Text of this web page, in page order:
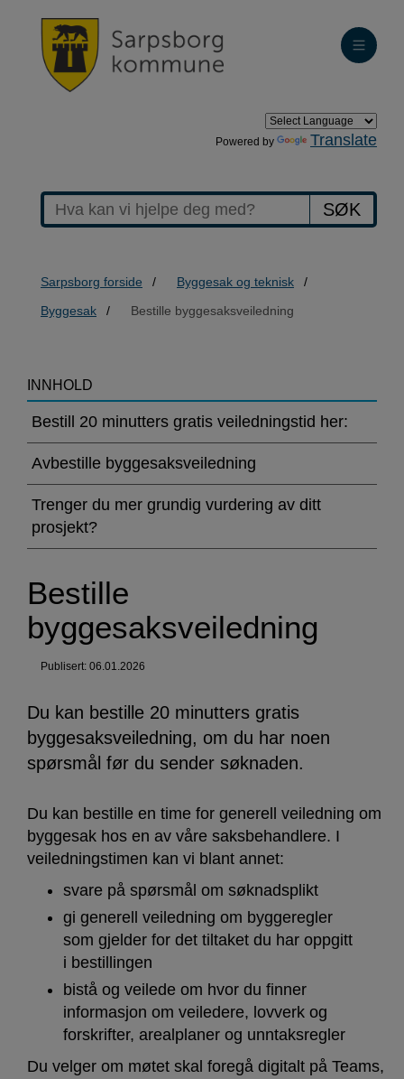
Powered by Translate
SØK
Sarpsborg forside
Byggesak og teknisk
Byggesak
Bestille byggesaksveiledning
>Bestille
byggesaksveiledning
INNHOLD
Bestill 20 minutters gratis veiledningstid her:
Avbestille byggesaksveiledning
Trenger du mer grundig vurdering av ditt
prosjekt?
Bestille
byggesaksveiledning
Publisert: 06.01.2026
Du kan bestille 20 minutters gratis
byggesaksveiledning, om du har noen
spørsmål før du sender søknaden.
Du kan bestille en time for generell veiledning om
byggesak hos en av våre saksbehandlere. I
veiledningstimen kan vi blant annet:
svare på spørsmål om søknadsplikt
gi generell veiledning om byggeregler
som gjelder for det tiltaket du har oppgitt
i bestillingen
bistå og veilede om hvor du finner
informasjon om veiledere, lovverk og
forskrifter, arealplaner og unntaksregler
Du velger om møtet skal foregå digitalt på Teams,